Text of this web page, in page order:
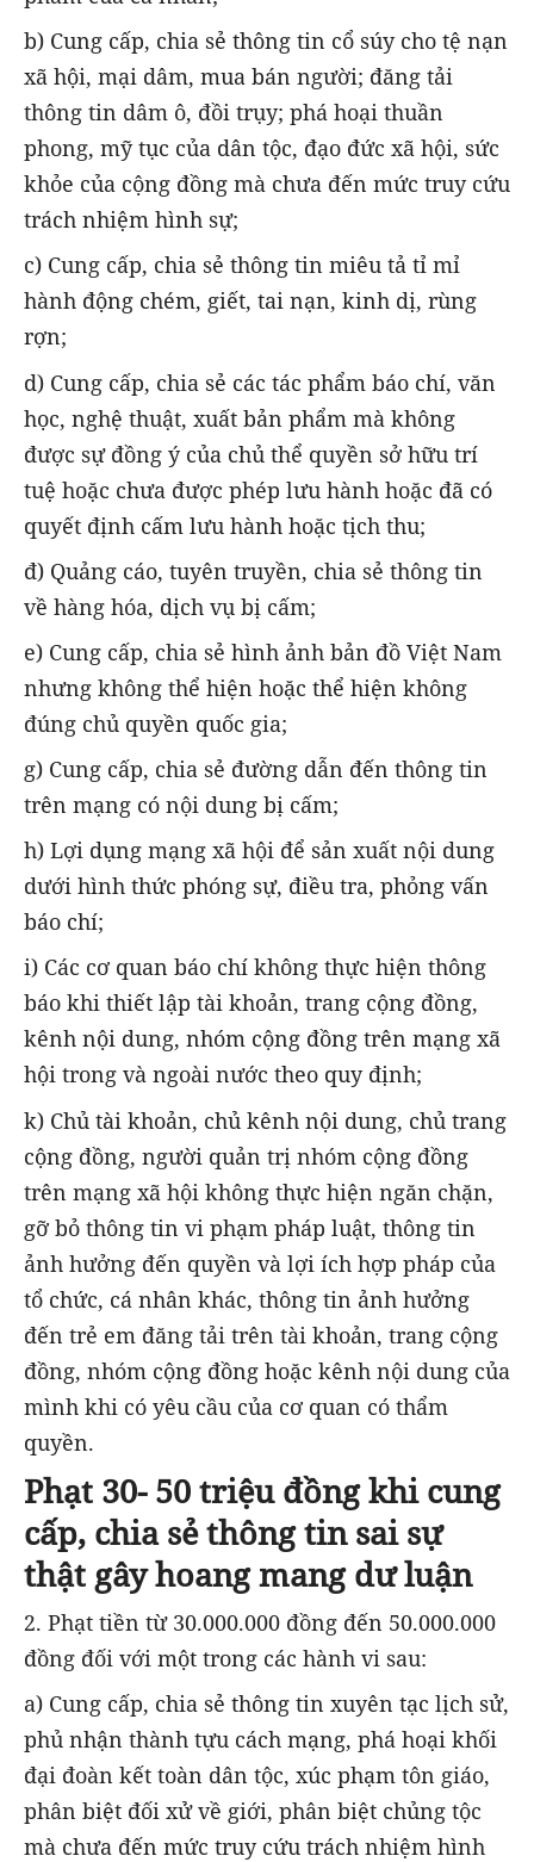
b) Cung cấp, chia sẻ thông tin cổ súy cho tệ nạn
xã hội, mại dâm, mua bán người; đăng tải
thông tin dâm ô, đồi trụy; phá hoại thuần
phong, mỹ tục của dân tộc, đạo đức xã hội, sức
khỏe của cộng đồng mà chưa đến mức truy cứu
trách nhiệm hình sự;
c) Cung cấp, chia sẻ thông tin miêu tả tỉ mỉ
hành động chém, giết, tai nạn, kinh dị, rùng
rợn;
d) Cung cấp, chia sẻ các tác phẩm báo chí, văn
học, nghệ thuật, xuất bản phẩm mà không
được sự đồng ý của chủ thể quyền sở hữu trí
tuệ hoặc chưa được phép lưu hành hoặc đã có
quyết định cấm lưu hành hoặc tịch thu;
đ) Quảng cáo, tuyên truyền, chia sẻ thông tin
về hàng hóa, dịch vụ bị cấm;
e) Cung cấp, chia sẻ hình ảnh bản đồ Việt Nam
nhưng không thể hiện hoặc thể hiện không
đúng chủ quyền quốc gia;
g) Cung cấp, chia sẻ đường dẫn đến thông tin
trên mạng có nội dung bị cấm;
h) Lợi dụng mạng xã hội để sản xuất nội dung
dưới hình thức phóng sự, điều tra, phỏng vấn
báo chí;
i) Các cơ quan báo chí không thực hiện thông
báo khi thiết lập tài khoản, trang cộng đồng,
kênh nội dung, nhóm cộng đồng trên mạng xã
hội trong và ngoài nước theo quy định;
k) Chủ tài khoản, chủ kênh nội dung, chủ trang
cộng đồng, người quản trị nhóm cộng đồng
trên mạng xã hội không thực hiện ngăn chặn,
gỡ bỏ thông tin vi phạm pháp luật, thông tin
ảnh hưởng đến quyền và lợi ích hợp pháp của
tổ chức, cá nhân khác, thông tin ảnh hưởng
đến trẻ em đăng tải trên tài khoản, trang cộng
đồng, nhóm cộng đồng hoặc kênh nội dung của
mình khi có yêu cầu của cơ quan có thẩm
quyền.
Phạt 30- 50 triệu đồng khi cung
cấp, chia sẻ thông tin sai sự
thật gây hoang mang dư luận
2. Phạt tiền từ 30.000.000 đồng đến 50.000.000
đồng đối với một trong các hành vi sau:
a) Cung cấp, chia sẻ thông tin xuyên tạc lịch sử,
phủ nhận thành tựu cách mạng, phá hoại khối
đại đoàn kết toàn dân tộc, xúc phạm tôn giáo,
phân biệt đối xử về giới, phân biệt chủng tộc
mà chưa đến mức truy cứu trách nhiệm hình